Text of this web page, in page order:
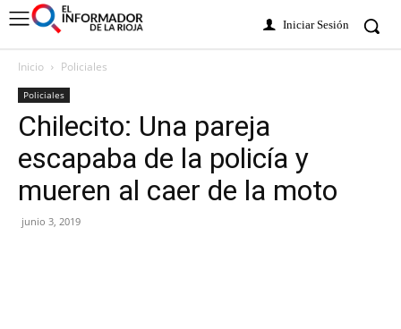
Iniciar Sesión
Inicio Policiales
Policiales
Chilecito: Una pareja
escapaba de la policía y
mueren al caer de la moto
junio 3, 2019